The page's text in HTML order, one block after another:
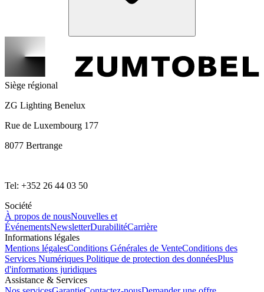
Siège régional
ZG Lighting Benelux
Rue de Luxembourg 177
8077 Bertrange
Tel: +352 26 44 03 50
Société
À propos de nousNouvelles et
ÉvénementsNewsletterDurabilitéCarrière
Informations légales
Mentions légalesConditions Générales de VenteConditions des
Services Numériques Politique de protection des donnéesPlus
d'informations juridiques
Assistance & Services